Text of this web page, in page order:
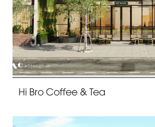
Hi Bro Coffee & Tea